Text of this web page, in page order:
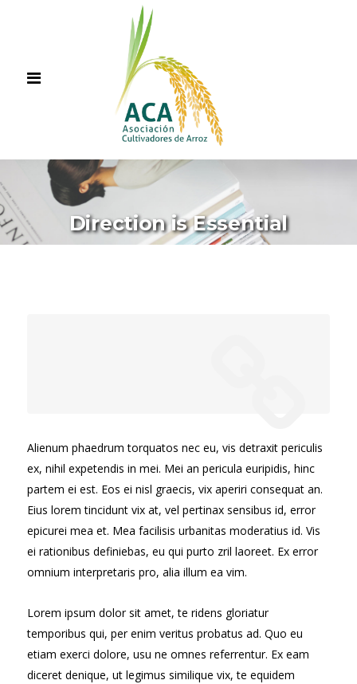
Direction is Essential
Alienum phaedrum torquatos nec eu, vis detraxit periculis
ex, nihil expetendis in mei. Mei an pericula euripidis, hinc
partem ei est. Eos ei nisl graecis, vix aperiri consequat an.
Eius lorem tincidunt vix at, vel pertinax sensibus id, error
epicurei mea et. Mea facilisis urbanitas moderatius id. Vis
ei rationibus definiebas, eu qui purto zril laoreet. Ex error
omnium interpretaris pro, alia illum ea vim.
Lorem ipsum dolor sit amet, te ridens gloriatur
temporibus qui, per enim veritus probatus ad. Quo eu
etiam exerci dolore, usu ne omnes referrentur. Ex eam
diceret denique, ut legimus similique vix, te equidem